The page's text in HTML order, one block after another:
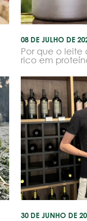
08 DE JULHO DE
Por que o leite
rico em
30 DE JUNHO DE